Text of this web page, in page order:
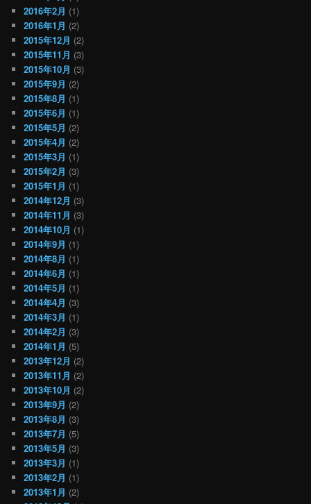
2016年2月 (1)
2016年1月 (2)
2015年12月 (2)
2015年11月 (3)
2015年10月 (3)
2015年9月 (2)
2015年8月 (1)
2015年6月 (1)
2015年5月 (2)
2015年4月 (2)
2015年3月 (1)
2015年2月 (3)
2015年1月 (1)
2014年12月 (3)
2014年11月 (3)
2014年10月 (1)
2014年9月 (1)
2014年8月 (1)
2014年6月 (1)
2014年5月 (1)
2014年4月 (3)
2014年3月 (1)
2014年2月 (3)
2014年1月 (5)
2013年12月 (2)
2013年11月 (2)
2013年10月 (2)
2013年9月 (2)
2013年8月 (3)
2013年7月 (5)
2013年5月 (3)
2013年3月 (1)
2013年2月 (1)
2013年1月 (2)